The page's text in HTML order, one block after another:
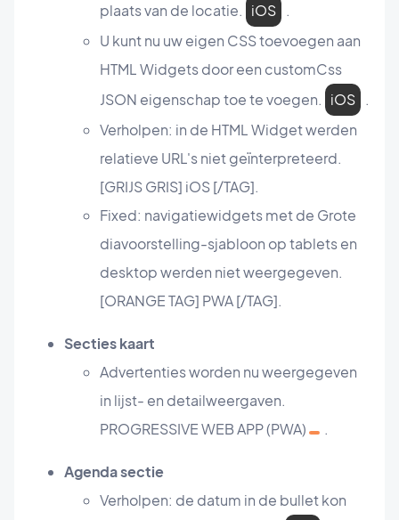
plaats van de locatie. iOS .
U kunt nu uw eigen CSS toevoegen aan
HTML Widgets door een customCss
JSON eigenschap toe te voegen. iOS .
Verholpen: in de HTML Widget werden
relatieve URL's niet geïnterpreteerd.
[GRIJS GRIS] iOS [/TAG].
Fixed: navigatiewidgets met de Grote
diavoorstelling-sjabloon op tablets en
desktop werden niet weergegeven.
[ORANGE TAG] PWA [/TAG].
Secties kaart
Advertenties worden nu weergegeven
in lijst- en detailweergaven.
PROGRESSIVE WEB APP (PWA)
.
Agenda sectie
Verholpen: de datum in de bullet kon